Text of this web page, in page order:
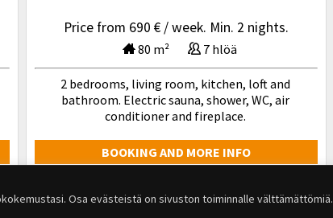
Osa evästeistä on sivuston toiminnalle välttämättömiä.
Price from 690 € / week. Min. 2 nights.
80 m² 7 hlöä
2 bedrooms, living room, kitchen, loft and
bathroom. Electric sauna, shower, WC, air
conditioner and fireplace.
BOOKING AND MORE INFO
KAIKKI MÖKIT